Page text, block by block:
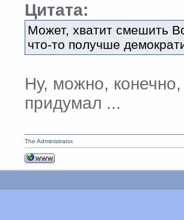
Цитата:
Может, хватит смешить
что-то получше
Ну, можно, конечно,
придумал ...
The Administrator.